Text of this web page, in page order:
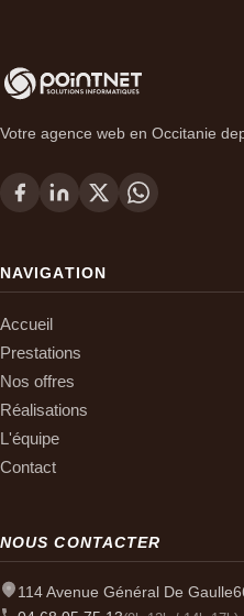
Votre agence web en Occitanie
NAVIGATION
Accueil
Prestations
Nos offres
Réalisations
L'équipe
Contact
NOUS CONTACTER
114 Avenue Général De Gaulle